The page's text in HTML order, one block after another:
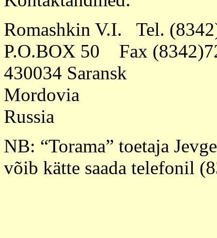
Romashkin V.I. Tel.
P.O.BOX 50 Fax
430034 Saransk
Mordovia
Russia
NB: “Torama” toetaja
võib kätte saada telefonil